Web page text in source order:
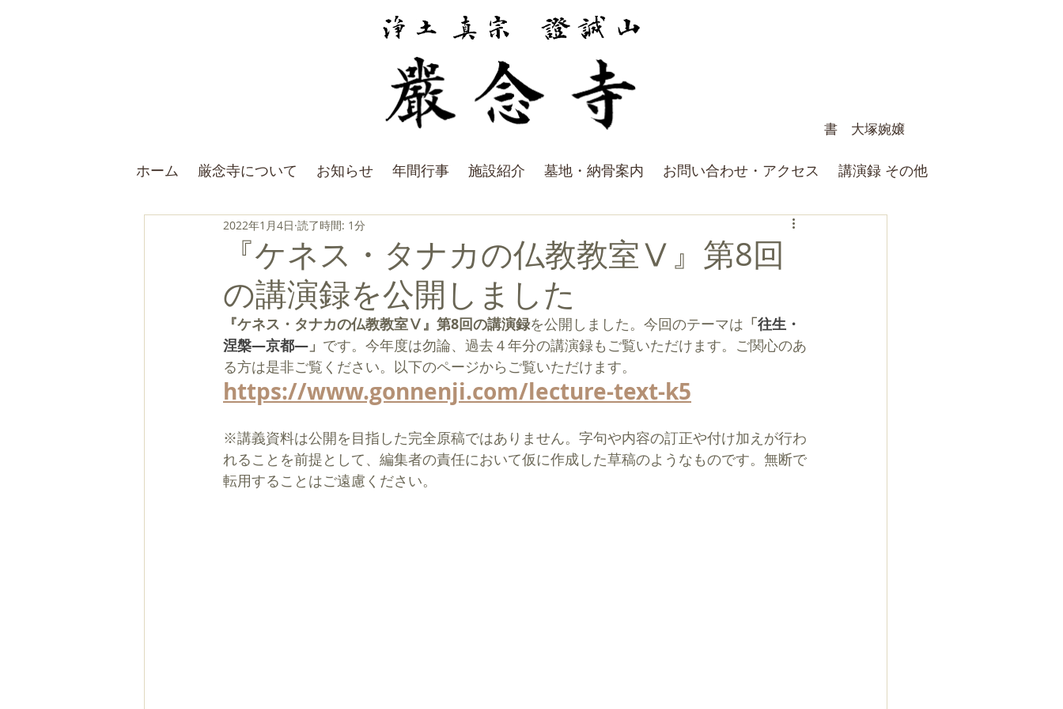
書 大塚婉嬢
ホーム 厳念寺について お知らせ 年間行事 施設紹介 墓地・納骨案内 お問い合わせ・アクセス 講演録 その他
『ケネス・タナカの仏教教室Ⅴ』第8回
の講演録を公開しました
2022年1月4日 読了時間: 1分
『ケネス・タナカの仏教教室Ⅴ』第8回の講演録を公開しました。今回のテーマは 「往生・
涅槃―京都―」 です。今年度は勿論、過去４年分の講演録もご覧いただけます。ご関心のあ
る方は是非ご覧ください。以下のページからご覧いただけます。
https://www.gonnenji.com/lecture-text-k5
※講義資料は公開を目指した完全原稿ではありません。字句や内容の訂正や付け加えが行わ
れることを前提として、編集者の責任において仮に作成した草稿のようなものです。無断で
転用することはご遠慮ください。